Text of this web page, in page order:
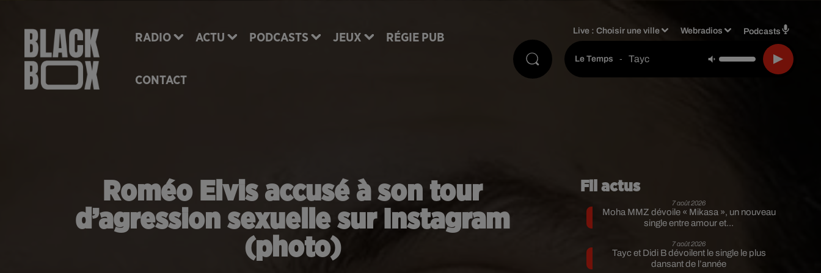
RADIO ACTU PODCASTS JEUX RÉGIE PUB
CONTACT
Live :Choisir une ville Webradios Podcasts
Le Temps - Tayc
Roméo Elvis accusé à son tour
d’agression sexuelle sur Instagram
(photo)
Fil actus
7 août 2026
Moha MMZ dévoile « Mikasa », un nouveau
single entre amour et...
7 août 2026
Tayc et Didi B dévoilent le single le plus
dansant de l’année